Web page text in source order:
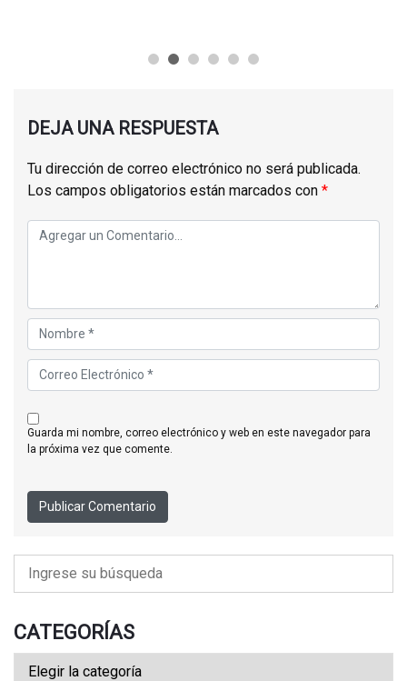
DEJA UNA RESPUESTA
Tu dirección de correo electrónico no será publicada.
Los campos obligatorios están marcados con *
guarda mi nombre, correo electrónico y web en este navegador para
la próxima vez que comente.
CATEGORÍAS